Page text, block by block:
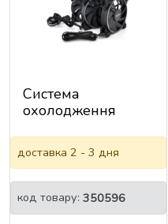
Система
охолодження
Pccooler FRGB
CORONA, 3-pin,
RPM
1800&plusmn;10%,
BOX
доставка 2 - 3 дня
код товару: 350596